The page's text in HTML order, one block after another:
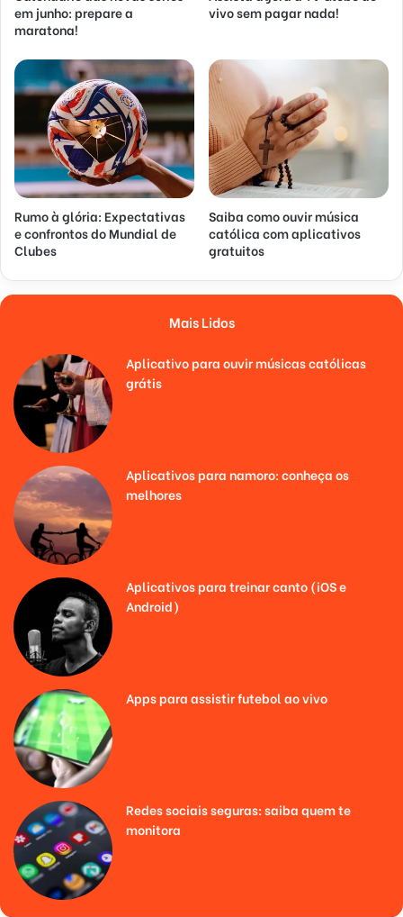
em junho: prepare a
maratona!
vivo sem pagar nada!
Rumo à glória: Expectativas
e confrontos do Mundial de
Clubes
Saiba como ouvir música
católica com aplicativos
gratuitos
Mais Lidos
Aplicativo para ouvir músicas católicas
grátis
Aplicativos para namoro: conheça os
melhores
Aplicativos para treinar canto (iOS e
Android)
Apps para assistir futebol ao vivo
Redes sociais seguras: saiba quem te
monitora